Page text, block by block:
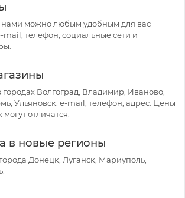
нами можно любым удобным для вас
mail, телефон, социальные сети и
Волгоград, Владимир, Иваново,
Ульяновск: e-mail, телефон, адрес. Цены
отличатся.
в новые регионы
Донецк, Луганск, Мариуполь,